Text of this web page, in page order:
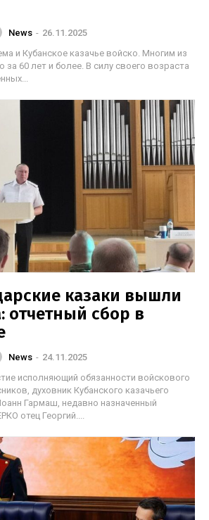
News - 26.11.2025
и Кубанское казачье войско. Многим из
за 60 лет и более. В силу своего возраста
казаки вышли
отчетный сбор в
News - 24.11.2025
исполняющий обязанности войскового
духовник Кубанского казачьего
Гармаш, недавно назначенный
отец Георгий....